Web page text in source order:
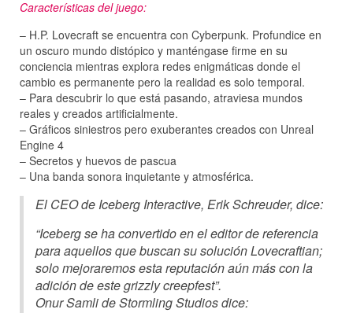
Características del juego:
– H.P. Lovecraft se encuentra con Cyberpunk. Profundice en
un oscuro mundo distópico y manténgase firme en su
conciencia mientras explora redes enigmáticas donde el
cambio es permanente pero la realidad es solo temporal.
– Para descubrir lo que está pasando, atraviesa mundos
reales y creados artificialmente.
– Gráficos siniestros pero exuberantes creados con Unreal
Engine 4
– Secretos y huevos de pascua
– Una banda sonora inquietante y atmosférica.
El CEO de Iceberg Interactive, Erik Schreuder, dice:
“Iceberg se ha convertido en el editor de referencia
para aquellos que buscan su solución Lovecraftian;
solo mejoraremos esta reputación aún más con la
adición de este grizzly creepfest”.
Onur Samli de Stormling Studios dice: